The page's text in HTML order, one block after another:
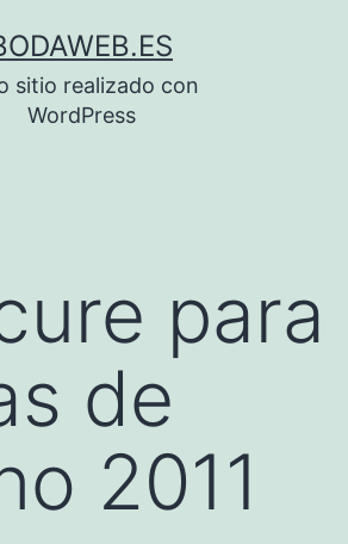
sitio realizado con
WordPress
para
de
2011